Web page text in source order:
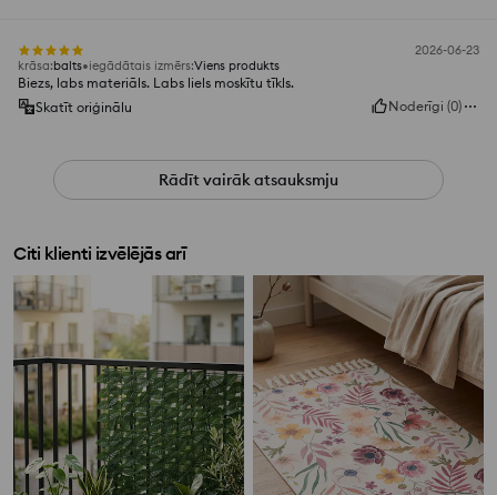
2026-06-23
krāsa:balts iegādātais izmērs:Viens produkts
Biezs, labs materiāls. Labs liels moskītu tīkls.
Skatīt oriģinālu
Noderīgi (0)
Rādīt vairāk atsauksmju
Citi klienti izvēlējās arī